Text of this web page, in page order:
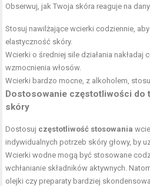
Obserwuj, jak Twoja skóra reaguje na
Stosuj nawilżające wcierki codziennie,
elastyczność skóry.
Wcierki o średniej sile działania nakładaj
wzmocnienia włosów.
Wcierki bardzo mocne, z alkoholem,
Dostosowanie częstotliwości do
skóry
Dostosuj częstotliwość stosowania
indywidualnych potrzeb skóry głowy, by
Wcierki wodne mogą być stosowane
wchłanianie składników aktywnych.
olejki czy preparaty bardziej